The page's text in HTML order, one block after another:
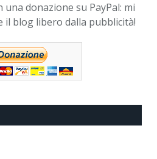
donazione su PayPal: mi
il blog libero dalla pubblicità!